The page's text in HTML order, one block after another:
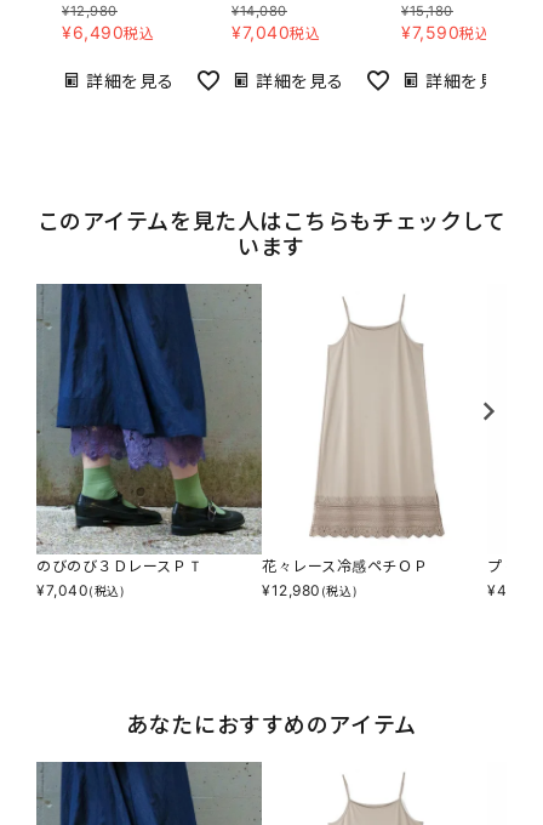
¥12,980
¥6,490税込
詳細を見る
¥14,080
¥7,040税込
詳細を見る
¥15,180
¥7,590税込
詳細を見る
このアイテムを見た人はこちらもチェックして
います
のびのび３ＤレースＰＴ
¥7,040(税込)
花々レース冷感ペチＯＰ
¥12,980 (税込)
プリプ
¥4,895
あなたにおすすめのアイテム